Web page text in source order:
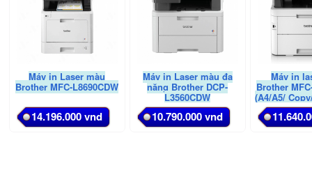
Máy in Laser màu
Brother MFC-L8690CDW
14.196.000 vnd
Máy in Laser màu đa
năng Brother DCP-
L3560CDW
10.790.000 vnd
Máy in
Brother
(A4/A5/
Đảo mặt/
LAN/